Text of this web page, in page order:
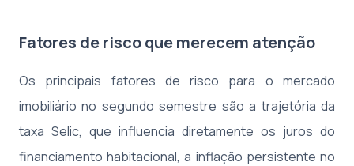
Fatores de risco que merecem atenção
Os principais fatores de risco para o mercado
imobiliário no segundo semestre são a trajetória da
taxa Selic, que influencia diretamente os juros do
financiamento habitacional, a inflação persistente no